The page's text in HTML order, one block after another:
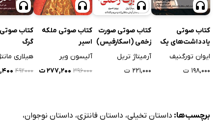
کتاب صوتی
یادداشت‌های یک
مرد زیادی
ایوان تورگنیف
۱۹۸,۰۰۰ ت
کتاب صوتی صورت
زخمی (اسکارفیس)
آرمیتاژ تریل
۲۲۱,۰۰۰ ت
کتاب صوتی ملکه
اسیر
آلیسون ویر
۳۹۶۰۰۰ ۲۷۷,۲۰۰ ت
کتاب صوتی
گرگ
هیلاری
۴۹۲۰۰۰
برچسب‌ها: داستان تخیلی، داستان فانتزی، داستان نوجوان،